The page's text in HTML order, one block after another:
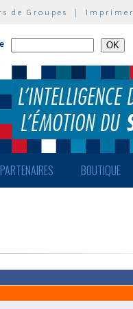
de Groupes | Imprimer
PARTENAIRES BOUTIQUE